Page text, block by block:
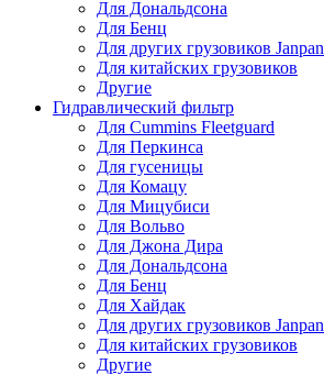
Для Дональдсона
Для Бенц
Для других грузовиков Janpan
Для китайских грузовиков
Другие
Гидравлический фильтр
Для Cummins Fleetguard
Для Перкинса
Для гусеницы
Для Комацу
Для Мицубиси
Для Вольво
Для Джона Дира
Для Дональдсона
Для Бенц
Для Хайдак
Для других грузовиков Janpan
Для китайских грузовиков
Другие